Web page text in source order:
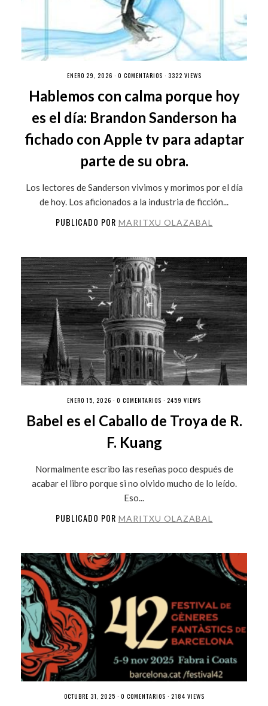
ENERO 29, 2026 · 0 COMENTARIOS · 3322 VIEWS
Hablemos con calma porque hoy
es el día: Brandon Sanderson ha
fichado con Apple tv para adaptar
parte de su obra.
Los lectores de Sanderson vivimos y morimos por el día
de hoy. Los aficionados a la industria de ficción...
PUBLICADO POR MARITXU OLAZABAL
ENERO 15, 2026 · 0 COMENTARIOS · 2459 VIEWS
Babel es el Caballo de Troya de R.
F. Kuang
Normalmente escribo las reseñas poco después de
acabar el libro porque si no olvido mucho de lo leído.
Eso...
PUBLICADO POR MARITXU OLAZABAL
OCTUBRE 31, 2025 · 0 COMENTARIOS · 2184 VIEWS